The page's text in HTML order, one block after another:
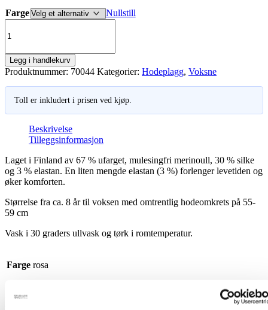
Farge
Nullstill
med
antallLegg i handlekurv
Produktnummer: 70044 Kategorier: Hodeplagg, Voksne
Toll er inkludert i prisen ved kjøp.
Beskrivelse
Tilleggsinformasjon
Laget i Finland av 67 % ufarget, mulesingfri merinoull, 30 % silke
og 3 % elastan. En liten mengde elastan (3 %) forlenger levetiden og
øker komforten.
Størrelse fra ca. 8 år til voksen med omtrentlig hodeomkrets på 55-
59 cm
Vask i 30 graders ullvask og tørk i romtemperatur.
Farge rosa
Relaterte produkter